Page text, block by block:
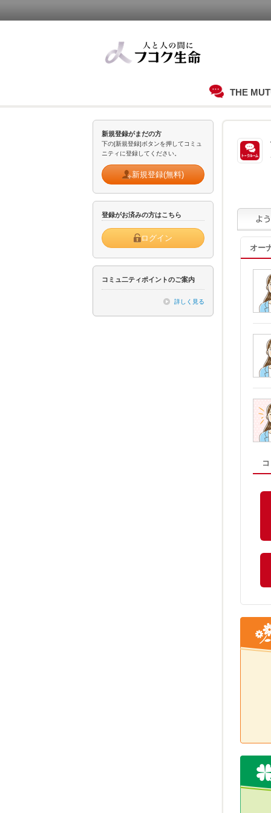
THE
新規登録がまだの方
下の[新規登録]ボタンを押してコミュ
ニティに登録してください。
新規登録(無料)
登録がお済みの方はこちら
ログイン
コミュ二ティポイントのご案内
詳しく見る
オー